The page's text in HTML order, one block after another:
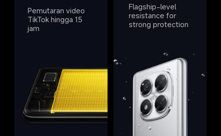
Pemutaran video
TikTok hingga 15
jam
Flagship-level
resistance for
strong protection